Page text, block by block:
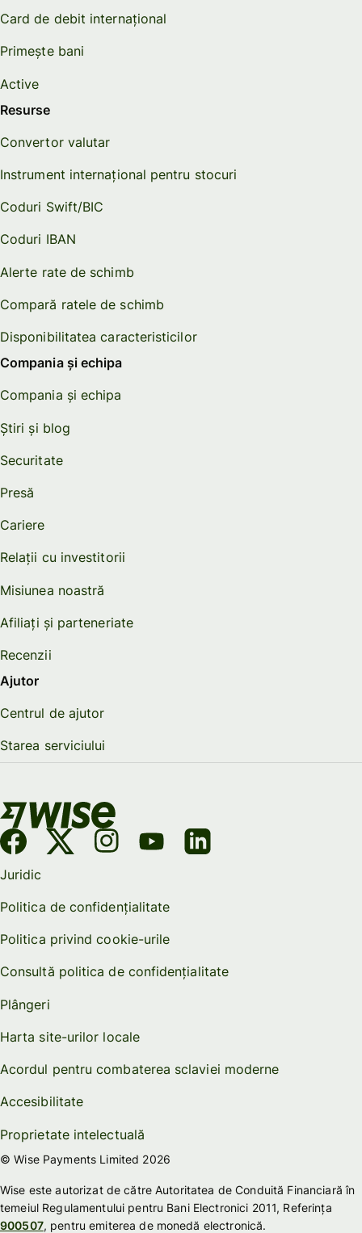
Card de debit internațional
Primește bani
Active
Resurse
Convertor valutar
Instrument internațional pentru stocuri
Coduri Swift/BIC
Coduri IBAN
Alerte rate de schimb
Compară ratele de schimb
Disponibilitatea caracteristicilor
Compania și echipa
Compania și echipa
Știri și blog
Securitate
Presă
Cariere
Relații cu investitorii
Misiunea noastră
Afiliați și parteneriate
Recenzii
Ajutor
Centrul de ajutor
Starea serviciului
Juridic
Politica de confidențialitate
Politica privind cookie-urile
Consultă politica de confidențialitate
Plângeri
Harta site-urilor locale
Acordul pentru combaterea sclaviei moderne
Accesibilitate
Proprietate intelectuală
© Wise Payments Limited 2026
Wise este autorizat de către Autoritatea de Conduită Financiară în
temeiul Regulamentului pentru Bani Electronici 2011, Referința
900507, pentru emiterea de monedă electronică.